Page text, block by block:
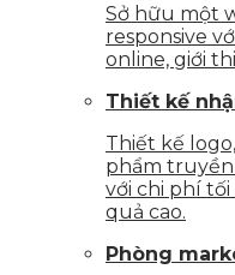
Sở hữu một
responsive
online, giới
Thiết kế
Thiết kế
phẩm
với chi phí
quả cao.
Phòng